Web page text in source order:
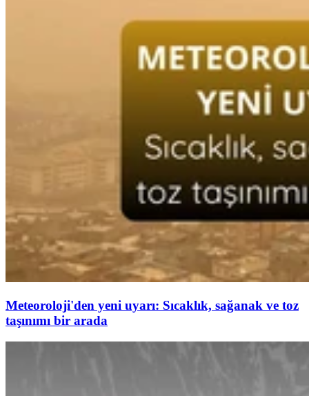
Meteoroloji'den yeni uyarı: Sıcaklık, sağanak ve toz
taşınımı bir arada